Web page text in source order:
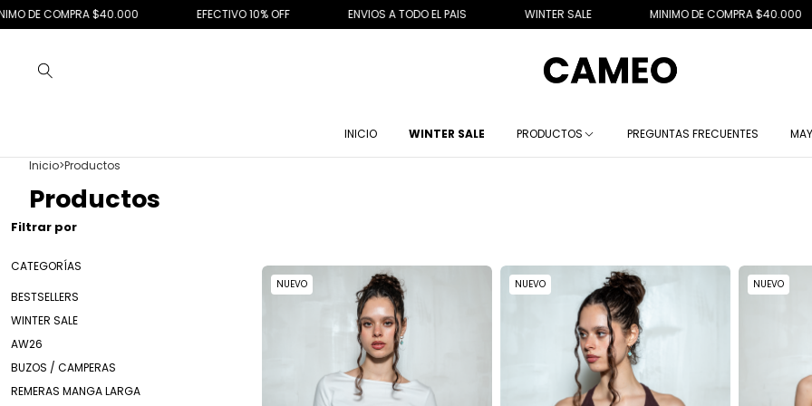
EFECTIVO 10% OFF ENVIOS A TODO EL PAIS WINTER SALE MINIMO DE COMPRA $40.000 EFECTIVO 10% OFF
INICIO WINTER SALE PRODUCTOS PREGUNTAS FRECUENTES
Inicio>Productos
Productos
Filtrar por
CATEGORÍAS
BESTSELLERS
WINTER SALE
AW26
BUZOS / CAMPERAS
REMERAS MANGA LARGA
NUEVO NUEVO NUEVO